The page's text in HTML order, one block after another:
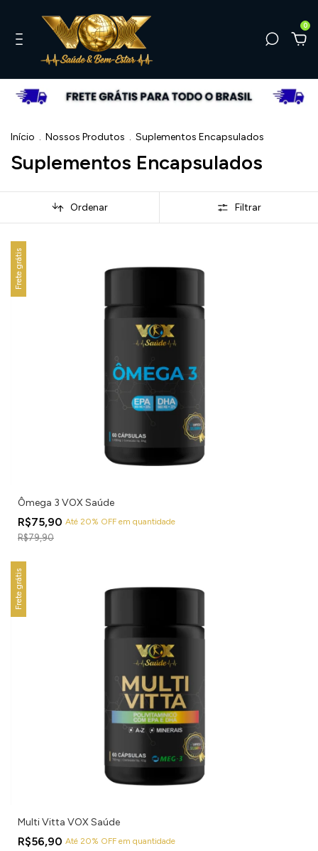
0
Início . Nossos Produtos . Suplementos Encapsulados
Suplementos Encapsulados
Ordenar Filtrar
Frete grátis
Ômega 3 VOX Saúde
R$75,90 Até 20% OFF em quantidade
R$79,90
Frete grátis
Multi Vitta VOX Saúde
R$56,90 Até 20% OFF em quantidade